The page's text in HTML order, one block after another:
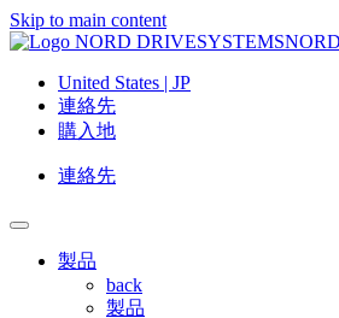
Skip to main content
United States | JP
連絡先
購入地
連絡先
製品
back
製品